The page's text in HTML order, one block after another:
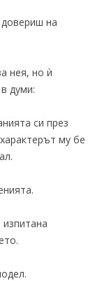
на
нея, но ѝ
думи:
си през
му бе